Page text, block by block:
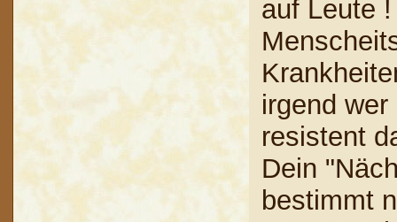
auf Leute
irgend
resistent
Dein
bestimmt